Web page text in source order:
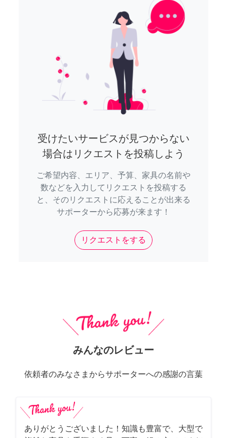
受けたいサービスが見つからない
場合はリクエストを投稿しよう
ご希望内容、エリア、予算、家具の名前や
数などを入力してリクエストを投稿する
と、そのリクエストに応えることが出来る
サポーターから応募が来ます！
リクエストをする
みんなのレビュー
依頼者のみなさまからサポーターへの感謝の言葉
ありがとうございました！知識も豊富で、大型で